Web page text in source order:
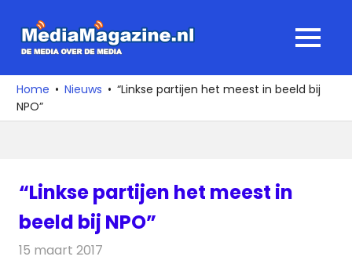
naar
media
over
de
MENU
Home Nieuws
“Linkse partijen het meest in beeld bij
NPO”
“Linkse partijen het meest in
beeld bij NPO”
15 maart 2017